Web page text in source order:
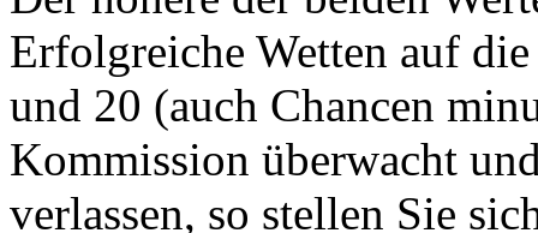
Erfolgreiche Wetten auf
und 20 (auch Chancen
Kommission überwacht
verlassen, so stellen Sie